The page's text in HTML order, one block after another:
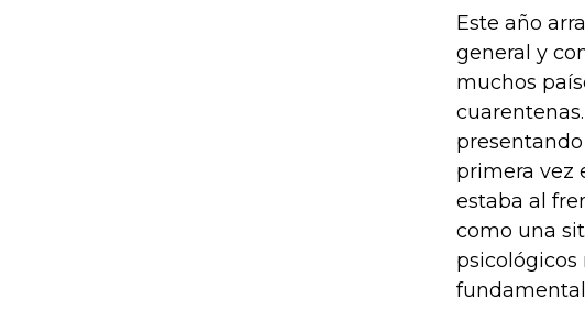
Este año
general y
muchos
primera vez
estaba al
como una
psicológicos